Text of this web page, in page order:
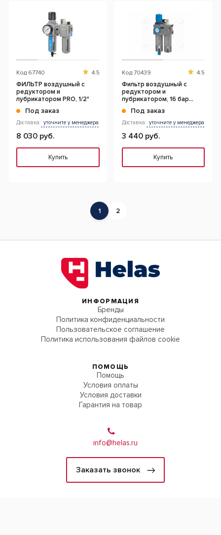
Код 67740 4.5
ФИЛЬТР воздушный с
редуктором и
лубрикатором PRO, 1/2"
Под заказ
Доставка: уточните у менеджера
8 030 руб.
Купить
Код 70439 4.5
Фильтр воздушный с
редуктором и
лубрикатором, 16 бар
Под заказ
Доставка: уточните у менеджера
3 440 руб.
Купить
1 2
ИНФОРМАЦИЯ
Бренды
Политика конфиденциальности
Пользовательское соглашение
Политика использования файлов cookie
ПОМОЩЬ
Помощь
Условия оплаты
Условия доставки
Гарантия на товар
info@helas.ru
Заказать звонок